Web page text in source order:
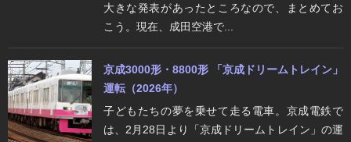
大きな発表があったところなので、まとめてお
こう。現在、成田空港で...
京成3000形・8800形 「京成ドリームトレイン」
運転（2026年）
子どもたちの夢を乗せて走る電車。京成電鉄で
は、2月28日より「京成ドリームトレイン」の運